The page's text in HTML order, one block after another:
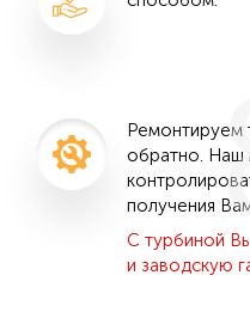
Ремонтируем
обратно. Наш
получения
С турбиной
и заводскую